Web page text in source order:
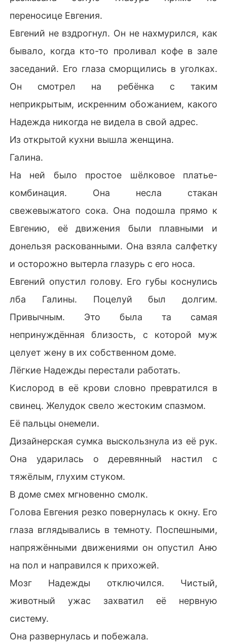
переносице Евгения.
Евгений не вздрогнул. Он не нахмурился, как
бывало, когда кто-то проливал кофе в зале
заседаний. Его глаза сморщились в уголках.
Он смотрел на ребёнка с таким
неприкрытым, искренним обожанием, какого
Надежда никогда не видела в свой адрес.
Из открытой кухни вышла женщина.
Галина.
На ней было простое шёлковое платье-
комбинация. Она несла стакан
свежевыжатого сока. Она подошла прямо к
Евгению, её движения были плавными и
донельзя раскованными. Она взяла салфетку
и осторожно вытерла глазурь с его носа.
Евгений опустил голову. Его губы коснулись
лба Галины. Поцелуй был долгим.
Привычным. Это была та самая
непринуждённая близость, с которой муж
целует жену в их собственном доме.
Лёгкие Надежды перестали работать.
Кислород в её крови словно превратился в
свинец. Желудок свело жестоким спазмом.
Её пальцы онемели.
Дизайнерская сумка выскользнула из её рук.
Она ударилась о деревянный настил с
тяжёлым, глухим стуком.
В доме смех мгновенно смолк.
Голова Евгения резко повернулась к окну. Его
глаза вглядывались в темноту. Поспешными,
напряжёнными движениями он опустил Аню
на пол и направился к прихожей.
Мозг Надежды отключился. Чистый,
животный ужас захватил её нервную
систему.
Она развернулась и побежала.